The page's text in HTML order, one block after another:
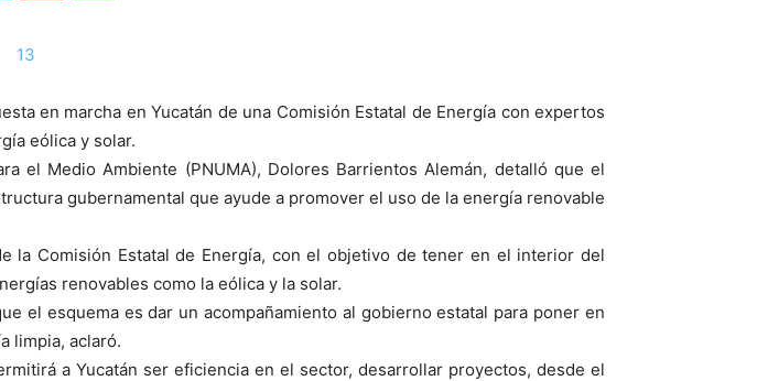
en marcha en Yucatán de una Comisión Estatal de Energía con expertos
eólica y solar.
el Medio Ambiente (PNUMA), Dolores Barrientos Alemán, detalló que el
gubernamental que ayude a promover el uso de la energía renovable
la Comisión Estatal de Energía, con el objetivo de tener en el interior del
renovables como la eólica y la solar.
el esquema es dar un acompañamiento al gobierno estatal para poner en
limpia, aclaró.
a Yucatán ser eficiencia en el sector, desarrollar proyectos, desde el